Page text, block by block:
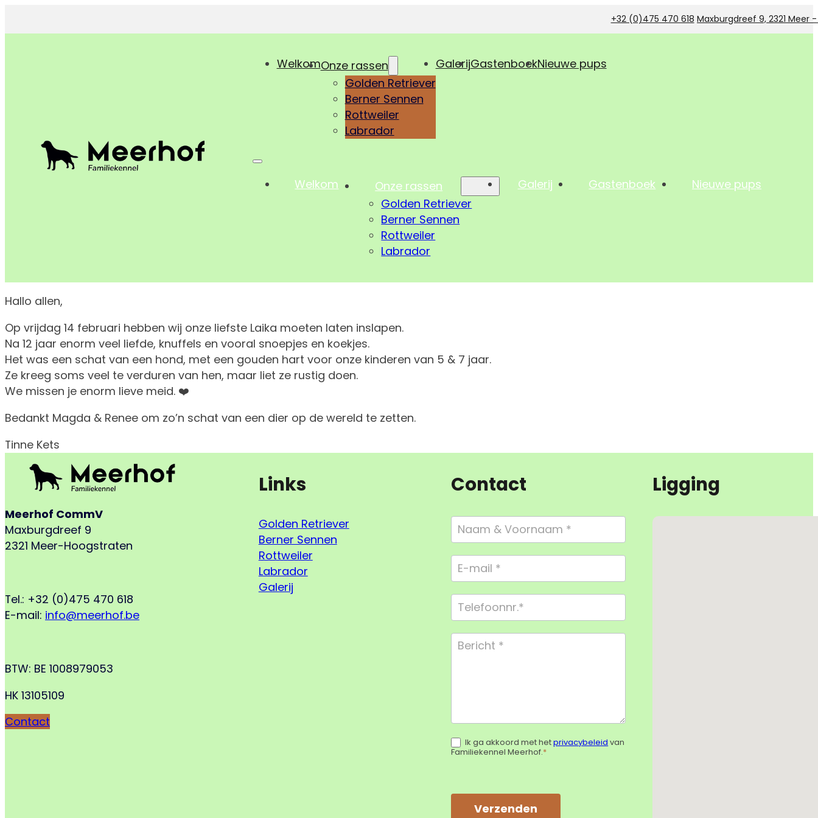
+32 (0)475 470 618 Maxburgdreef 9, 2321 Meer
WelkomOnze rassen
Golden Retriever
Berner Sennen
Rottweiler
Labrador
GalerijGastenboekNieuwe pups
Welkom
Onze rassen
Golden Retriever
Berner Sennen
Rottweiler
Labrador
Galerij Gastenboek Nieuwe pups
Hallo allen,
Op vrijdag 14 februari hebben wij onze liefste Laika moeten laten inslapen.
Na 12 jaar enorm veel liefde, knuffels en vooral snoepjes en koekjes.
Het was een schat van een hond, met een gouden hart voor onze kinderen van 5 & 7 jaar.
Ze kreeg soms veel te verduren van hen, maar liet ze rustig doen.
We missen je enorm lieve meid. ❤️
Bedankt Magda & Renee om zo’n schat van een dier op de wereld te zetten.
Tinne Kets
Meerhof CommV
Maxburgdreef 9
2321 Meer-Hoogstraten
Tel.: +32 (0)475 470 618
E-mail: info@meerhof.be
BTW: BE 1008979053
HK 13105109
Contact
Links
Golden Retriever
Berner Sennen
Rottweiler
Labrador
Galerij
Contact
Footer
Form
Compact
Ik ga akkoord met hetprivacybeleid van
Familiekennel Meerhof.*
Verzenden
Ligging
Geen locaties gevonden